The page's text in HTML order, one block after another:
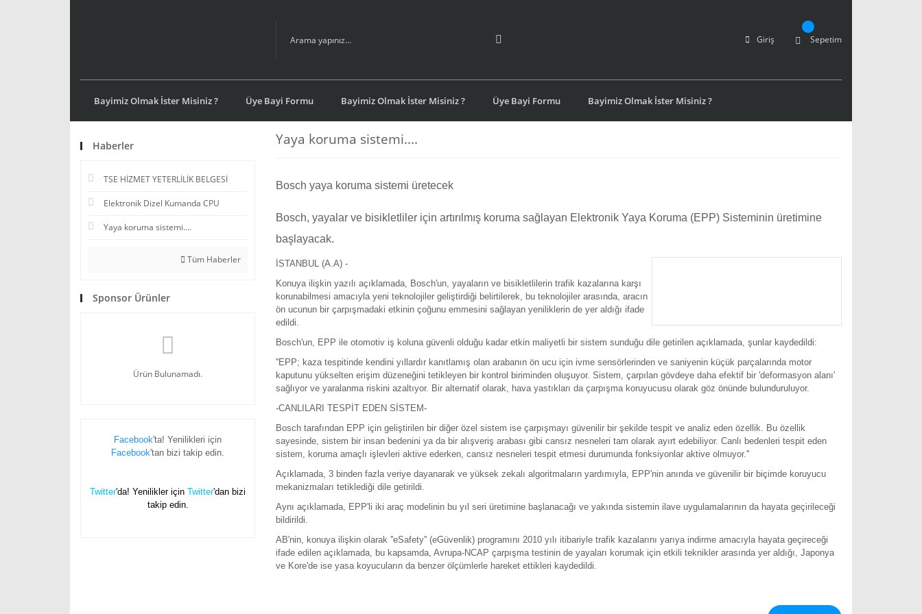
Giriş Sepetim
Bayimiz Olmak İster Misiniz ? Üye Bayi Formu Bayimiz Olmak İster Misiniz ? Üye Bayi Formu Bayimiz Olmak İster Misiniz ?
Haberler
TSE HİZMET YETERLİLİK BELGESİ
Elektronik Dizel Kumanda CPU
Yaya koruma sistemi....
Tüm Haberler
Sponsor Ürünler
Ürün Bulunamadı.
Facebook'ta! Yenilikleri için
Facebook'tan bizi takip edin.
Twitter'da! Yenilikler için Twitter'dan bizi
takip edin.
Yaya koruma sistemi....
Bosch yaya koruma sistemi üretecek
Bosch, yayalar ve bisikletliler için artırılmış koruma sağlayan Elektronik Yaya Koruma (EPP) Sisteminin üretimine
başlayacak.
İSTANBUL (A.A) -
Konuya ilişkin yazılı açıklamada, Bosch'un, yayaların ve bisikletlilerin trafik kazalarına karşı
korunabilmesi amacıyla yeni teknolojiler geliştirdiği belirtilerek, bu teknolojiler arasında, aracın
ön ucunun bir çarpışmadaki etkinin çoğunu emmesini sağlayan yeniliklerin de yer aldığı ifade
edildi.
Bosch'un, EPP ile otomotiv iş koluna güvenli olduğu kadar etkin maliyetli bir sistem sunduğu dile getirilen açıklamada, şunlar kaydedildi:
''EPP; kaza tespitinde kendini yıllardır kanıtlamış olan arabanın ön ucu için ivme sensörlerinden ve saniyenin küçük parçalarında motor
kaputunu yükselten erişim düzeneğini tetikleyen bir kontrol biriminden oluşuyor. Sistem, çarpılan gövdeye daha efektif bir 'deformasyon alanı'
sağlıyor ve yaralanma riskini azaltıyor. Bir alternatif olarak, hava yastıkları da çarpışma koruyucusu olarak göz önünde bulunduruluyor.
-CANLILARI TESPİT EDEN SİSTEM-
Bosch tarafından EPP için geliştirilen bir diğer özel sistem ise çarpışmayı güvenilir bir şekilde tespit ve analiz eden özellik. Bu özellik
sayesinde, sistem bir insan bedenini ya da bir alışveriş arabası gibi cansız nesneleri tam olarak ayırt edebiliyor. Canlı bedenleri tespit eden
sistem, koruma amaçlı işlevleri aktive ederken, cansız nesneleri tespit etmesi durumunda fonksiyonlar aktive olmuyor.''
Açıklamada, 3 binden fazla veriye dayanarak ve yüksek zekalı algoritmaların yardımıyla, EPP'nin anında ve güvenilir bir biçimde koruyucu
mekanizmaları tetiklediği dile getirildi.
Aynı açıklamada, EPP'li iki araç modelinin bu yıl seri üretimine başlanacağı ve yakında sistemin ilave uygulamalarının da hayata geçirileceği
bildirildi.
AB'nin, konuya ilişkin olarak ''eSafety'' (eGüvenlik) programını 2010 yılı itibariyle trafik kazalarını yarıya indirme amacıyla hayata geçireceği
ifade edilen açıklamada, bu kapsamda, Avrupa-NCAP çarpışma testinin de yayaları korumak için etkili teknikler arasında yer aldığı, Japonya
ve Kore'de ise yasa koyucuların da benzer ölçümlerle hareket ettikleri kaydedildi.